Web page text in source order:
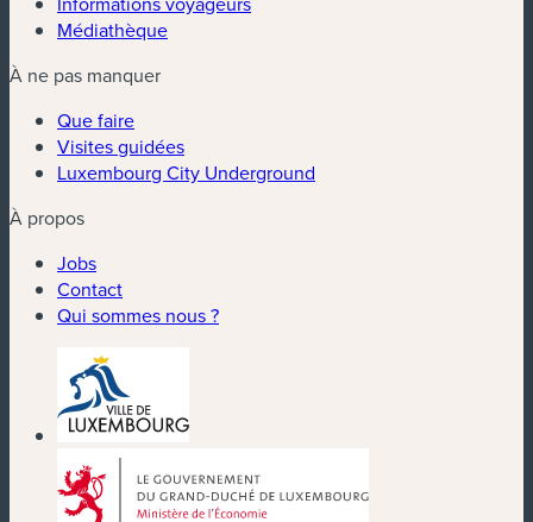
Médiathèque
À ne pas manquer
Que faire
Visites guidées
Luxembourg City Underground
À propos
Jobs
Contact
Qui sommes nous ?